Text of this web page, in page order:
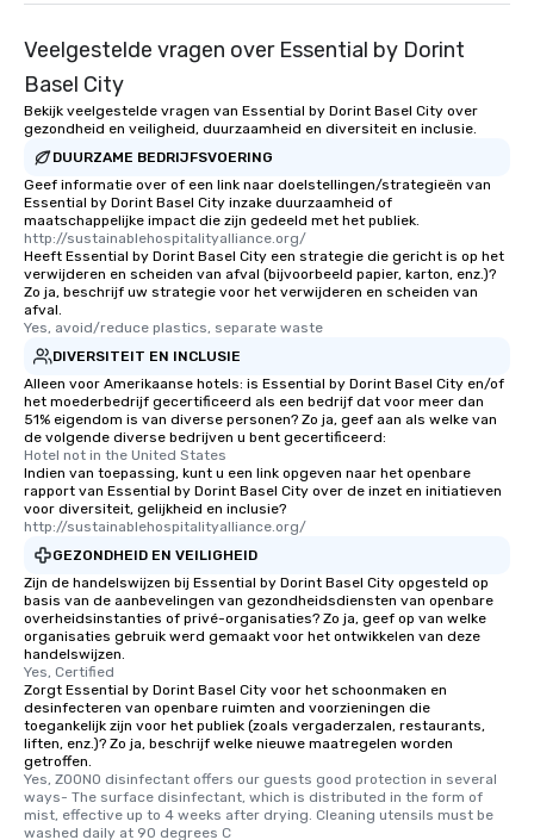
Veelgestelde vragen over Essential by Dorint
Basel City
Bekijk veelgestelde vragen van Essential by Dorint Basel City over
gezondheid en veiligheid, duurzaamheid en diversiteit en inclusie.
DUURZAME BEDRIJFSVOERING
Geef informatie over of een link naar doelstellingen/strategieën van
Essential by Dorint Basel City inzake duurzaamheid of
maatschappelijke impact die zijn gedeeld met het publiek.
http://sustainablehospitalityalliance.org/
Heeft Essential by Dorint Basel City een strategie die gericht is op het
verwijderen en scheiden van afval (bijvoorbeeld papier, karton, enz.)?
Zo ja, beschrijf uw strategie voor het verwijderen en scheiden van
afval.
Yes, avoid/reduce plastics, separate waste
DIVERSITEIT EN INCLUSIE
Alleen voor Amerikaanse hotels: is Essential by Dorint Basel City en/of
het moederbedrijf gecertificeerd als een bedrijf dat voor meer dan
51% eigendom is van diverse personen? Zo ja, geef aan als welke van
de volgende diverse bedrijven u bent gecertificeerd:
Hotel not in the United States
Indien van toepassing, kunt u een link opgeven naar het openbare
rapport van Essential by Dorint Basel City over de inzet en initiatieven
voor diversiteit, gelijkheid en inclusie?
http://sustainablehospitalityalliance.org/
GEZONDHEID EN VEILIGHEID
Zijn de handelswijzen bij Essential by Dorint Basel City opgesteld op
basis van de aanbevelingen van gezondheidsdiensten van openbare
overheidsinstanties of privé-organisaties? Zo ja, geef op van welke
organisaties gebruik werd gemaakt voor het ontwikkelen van deze
handelswijzen.
Yes, Certified
Zorgt Essential by Dorint Basel City voor het schoonmaken en
desinfecteren van openbare ruimten and voorzieningen die
toegankelijk zijn voor het publiek (zoals vergaderzalen, restaurants,
liften, enz.)? Zo ja, beschrijf welke nieuwe maatregelen worden
getroffen.
Yes, ZOONO disinfectant offers our guests good protection in several
ways- The surface disinfectant, which is distributed in the form of
mist, effective up to 4 weeks after drying. Cleaning utensils must be
washed daily at 90 degrees C